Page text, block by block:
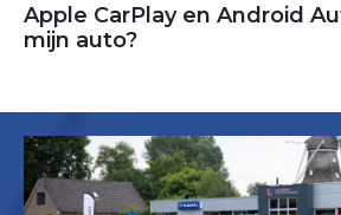
Apple CarPlay en Android
mijn auto?